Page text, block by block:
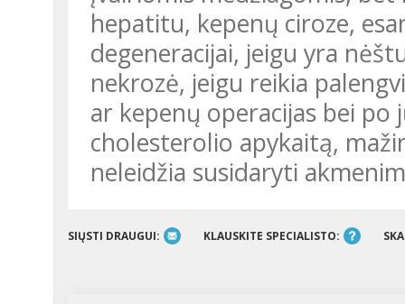
hepatitu, kepenų ciroze,
degeneracijai, jeigu yra
nekrozė, jeigu reikia
ar kepenų operacijas bei
cholesterolio apykaitą,
neleidžia susidaryti
SIŲSTI DRAUGUI: KLAUSKITE SPECIALISTO: